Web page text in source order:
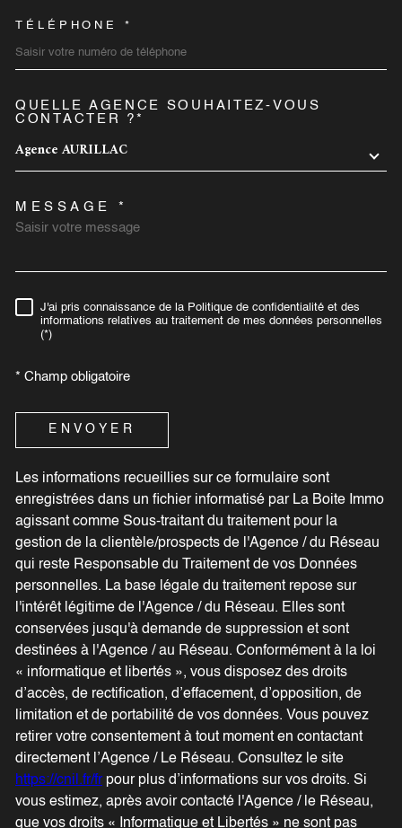
TÉLÉPHONE *
QUELLE AGENCE SOUHAITEZ-VOUS
CONTACTER ?*
Agence AURILLAC
MESSAGE *
RÈGLEMENTATION
J'ai pris connaissance de la Politique de confidentialité et des
informations relatives au traitement de mes données personnelles
(*)
* Champ obligatoire
ENVOYER
Les informations recueillies sur ce formulaire sont
enregistrées dans un fichier informatisé par La Boite Immo
agissant comme Sous-traitant du traitement pour la
gestion de la clientèle/prospects de l'Agence / du Réseau
qui reste Responsable du Traitement de vos Données
personnelles. La base légale du traitement repose sur
l'intérêt légitime de l'Agence / du Réseau. Elles sont
conservées jusqu'à demande de suppression et sont
destinées à l'Agence / au Réseau. Conformément à la loi
« informatique et libertés », vous disposez des droits
d’accès, de rectification, d’effacement, d’opposition, de
limitation et de portabilité de vos données. Vous pouvez
retirer votre consentement à tout moment en contactant
directement l’Agence / Le Réseau. Consultez le site
https://cnil.fr/frpour plus d’informations sur vos droits. Si
vous estimez, après avoir contacté l'Agence / le Réseau,
que vos droits « Informatique et Libertés » ne sont pas